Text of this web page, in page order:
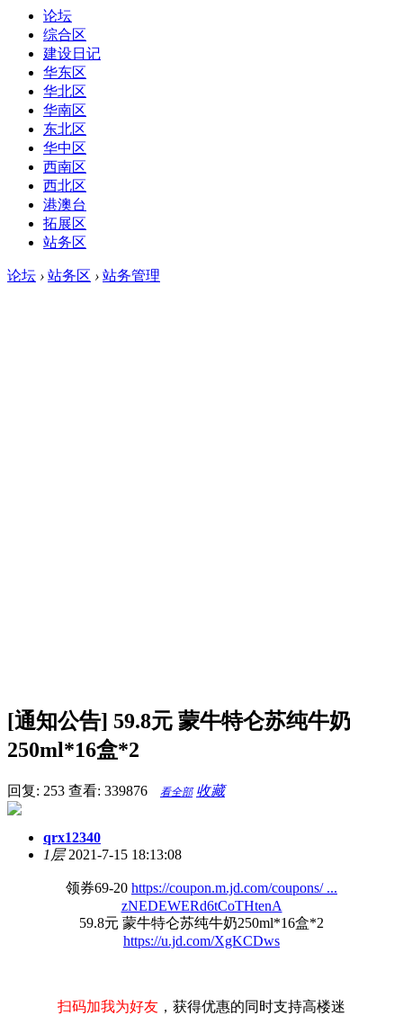
论坛
综合区
建设日记
华东区
华北区
华南区
东北区
华中区
西南区
西北区
港澳台
拓展区
站务区
论坛 › 站务区 › 站务管理
[通知公告] 59.8元 蒙牛特仑苏纯牛奶
250ml*16盒*2
回复: 253 查看: 339876 看全部 收藏
qrx12340
1层2021-7-15 18:13:08
领券69-20 https://coupon.m.jd.com/coupons/ ...
zNEDEWERd6tCoTHtenA
59.8元 蒙牛特仑苏纯牛奶250ml*16盒*2
https://u.jd.com/XgKCDws
扫码加我为好友 ，获得优惠的同时支持高楼迷